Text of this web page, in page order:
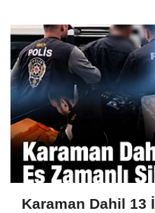
Karaman Dahil 13